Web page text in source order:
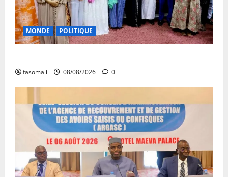
MONDE POLITIQUE
fasomali 08/08/2026 0